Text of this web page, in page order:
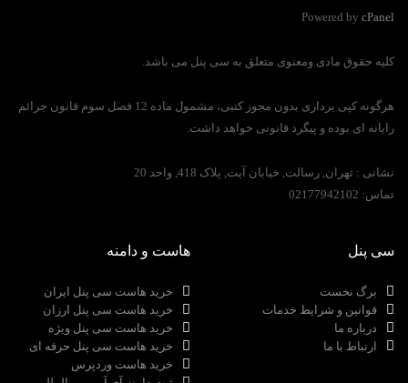
Powered by cPanel
کلیه حقوق مادی ومعنوی متعلق به سی پنل می باشد.
هرگونه کپی برداری بدون مجوز کتبی، مشمول ماده 12 فصل سوم قانون جرائم
رایانه ای بوده و پیگرد قانونی خواهد داشت.
نشانی : تهران, رسالت, خیابان آیت, پلاک 418, واحد 20
تماس:
سی پنل
برگ نخست
قوانین و شرایط خدمات
درباره ما
ارتباط با ما
هاست و دامنه
خرید هاست سی پنل ایران
خرید هاست سی پنل ارزان
خرید هاست سی پنل ویژه
خرید هاست سی پنل حرفه ای
خرید هاست وردپرس